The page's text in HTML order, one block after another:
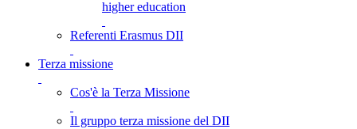
higher education
Referenti Erasmus DII
Terza missione
Cos'è la Terza Missione
Il gruppo terza missione del DII